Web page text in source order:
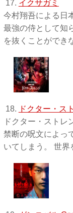
17. イクサガミ
今村翔吾による日
最強の侍として知
を抜くことができ
18. ドクター・ス
ドクター・ストレ
禁断の呪文によっ
いてしまう。 世界